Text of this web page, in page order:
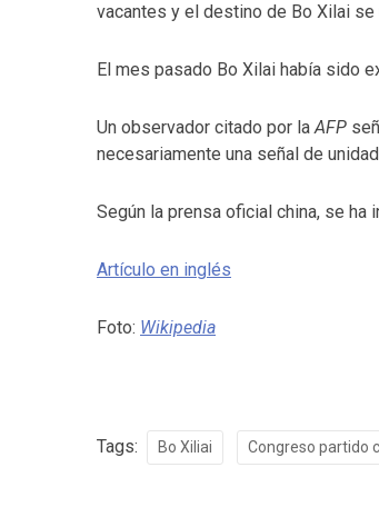
vacantes y el destino de Bo Xilai
El mes pasado Bo Xilai había sido
Un observador citado por laAFP
necesariamente una señal de
Según la prensa oficial china, se
Artículo en inglés
Foto: Wikipedia
Tags: Bo Xiliai Congreso partido